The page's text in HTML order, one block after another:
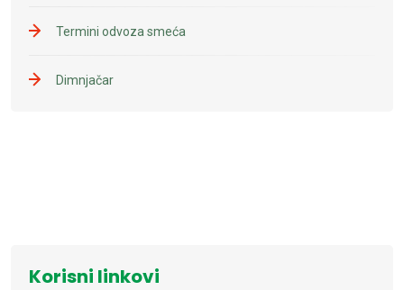
Termini odvoza smeća
Dimnjačar
Korisni linkovi